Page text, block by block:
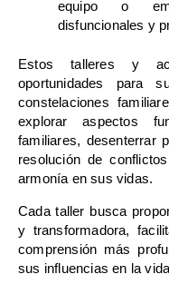
equipo o
disfuncionales y
Estos talleres y
oportunidades para
constelaciones
explorar aspectos
familiares, desenterrar
resolución de
armonía en sus vidas.
Cada taller busca
y transformadora,
comprensión más
sus influencias en la